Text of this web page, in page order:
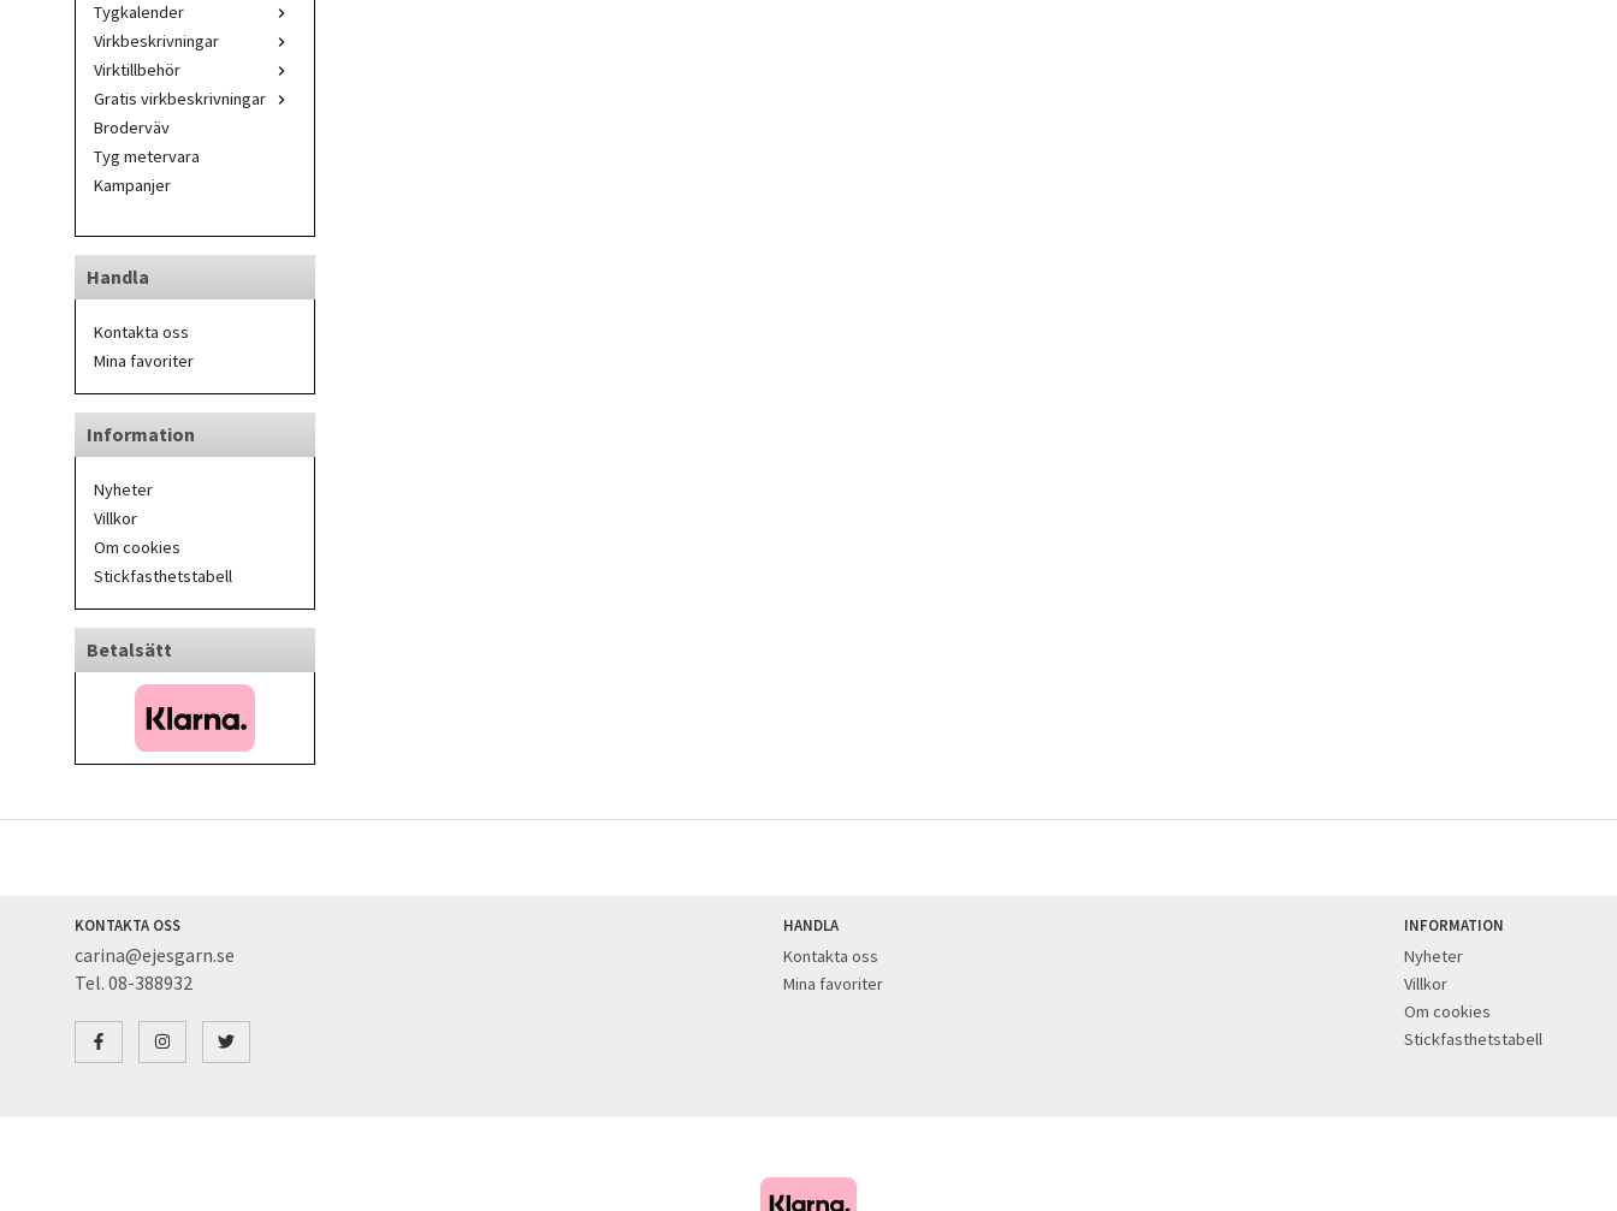
Tygkalender
Virkbeskrivningar
Virktillbehör
Gratis virkbeskrivningar
Broderväv
Tyg metervara
Kampanjer
Handla
Kontakta oss
Mina favoriter
Information
Nyheter
Villkor
Om cookies
Stickfasthetstabell
Betalsätt
KONTAKTA OSS
carina@ejesgarn.se
Tel. 08-388932
HANDLA
Kontakta oss
Mina favoriter
INFORMATION
Nyheter
Villkor
Om cookies
Stickfasthetstabell